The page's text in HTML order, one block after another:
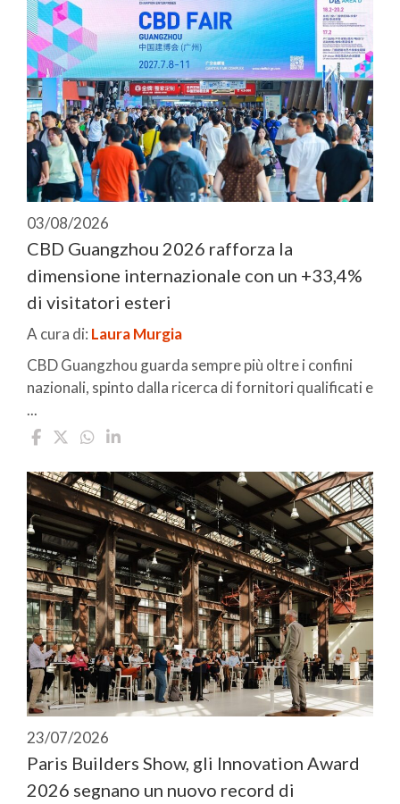
03/08/2026
CBD Guangzhou 2026 rafforza la
dimensione internazionale con un +33,4%
di visitatori esteri
A cura di: Laura Murgia
CBD Guangzhou guarda sempre più oltre i confini
nazionali, spinto dalla ricerca di fornitori qualificati e
...
23/07/2026
Paris Builders Show, gli Innovation Award
2026 segnano un nuovo record di